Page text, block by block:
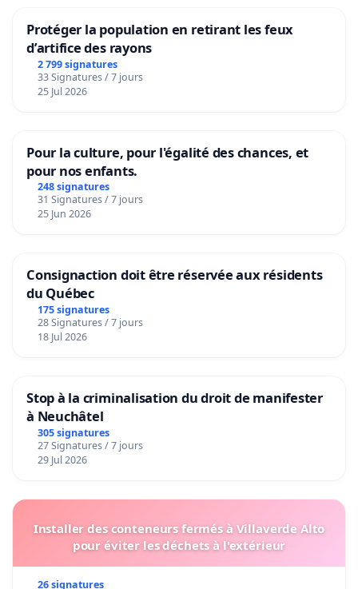
Protéger la population en retirant les feux
d’artifice des rayons
2 799 signatures
33 Signatures / 7 jours
25 Jul 2026
Pour la culture, pour l'égalité des chances, et
pour nos enfants.
248 signatures
31 Signatures / 7 jours
25 Jun 2026
Consignaction doit être réservée aux résidents
du Québec
175 signatures
28 Signatures / 7 jours
18 Jul 2026
Stop à la criminalisation du droit de manifester
à Neuchâtel
305 signatures
27 Signatures / 7 jours
29 Jul 2026
Installer des conteneurs fermés à Villaverde Alto
pour éviter les déchets à l'extérieur
26 signatures